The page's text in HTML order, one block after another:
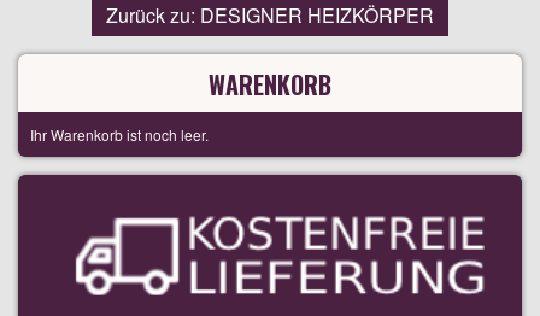
Zurück zu: DESIGNER HEIZKÖRPER
WARENKORB
Ihr Warenkorb ist noch leer.